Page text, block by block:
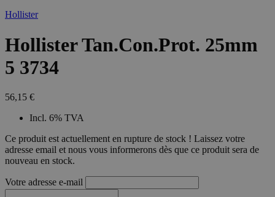
Hollister
Hollister Tan.Con.Prot. 25mm
5 3734
56,15 €
Incl. 6% TVA
Ce produit est actuellement en rupture de stock ! Laissez votre
adresse email et nous vous informerons dès que ce produit sera de
nouveau en stock.
Votre adresse e-mail